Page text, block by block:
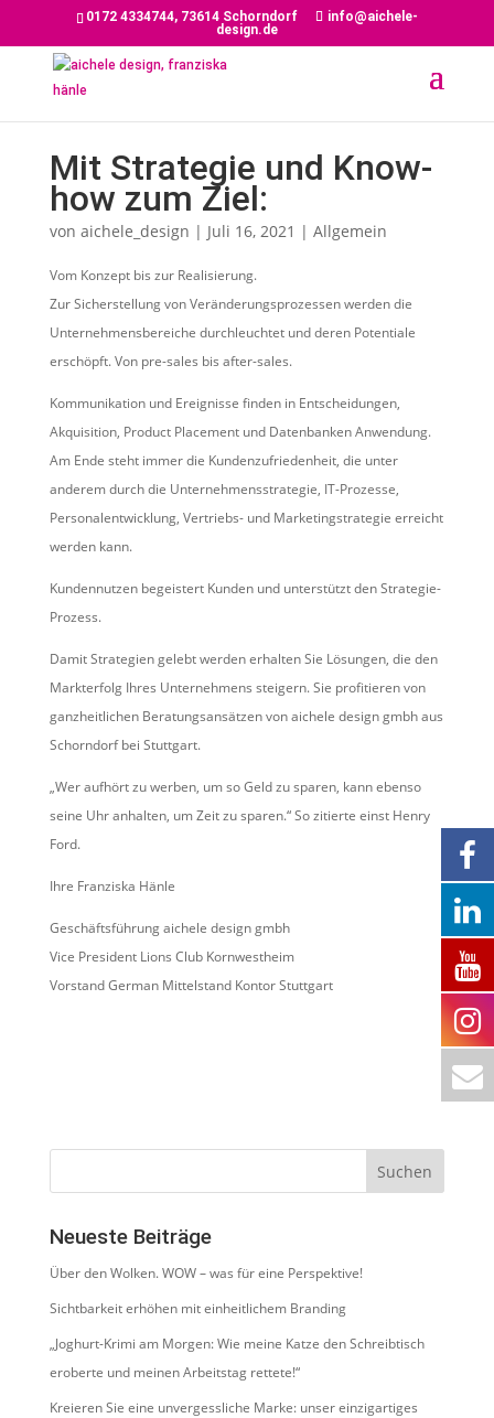
0172 4334744, 73614 Schorndorf
info@aichele-
design.de
Mit Strategie und Know-
how zum Ziel:
von aichele_design | Juli 16, 2021 | Allgemein
Vom Konzept bis zur Realisierung.
Zur Sicherstellung von Veränderungsprozessen werden die
Unternehmensbereiche durchleuchtet und deren Potentiale
erschöpft. Von pre-sales bis after-sales.
Kommunikation und Ereignisse finden in Entscheidungen,
Akquisition, Product Placement und Datenbanken Anwendung.
Am Ende steht immer die Kundenzufriedenheit, die unter
anderem durch die Unternehmensstrategie, IT-Prozesse,
Personalentwicklung, Vertriebs- und Marketingstrategie erreicht
werden kann.
Kundennutzen begeistert Kunden und unterstützt den Strategie-
Prozess.
Damit Strategien gelebt werden erhalten Sie Lösungen, die den
Markterfolg Ihres Unternehmens steigern. Sie profitieren von
ganzheitlichen Beratungsansätzen von aichele design gmbh aus
Schorndorf bei Stuttgart.
„Wer aufhört zu werben, um so Geld zu sparen, kann ebenso
seine Uhr anhalten, um Zeit zu sparen.“ So zitierte einst Henry
Ford.
Ihre Franziska Hänle
Geschäftsführung aichele design gmbh
Vice President Lions Club Kornwestheim
Vorstand German Mittelstand Kontor Stuttgart
Neueste Beiträge
Über den Wolken. WOW – was für eine Perspektive!
Sichtbarkeit erhöhen mit einheitlichem Branding
„Joghurt-Krimi am Morgen: Wie meine Katze den Schreibtisch
eroberte und meinen Arbeitstag rettete!“
Kreieren Sie eine unvergessliche Marke: unser einzigartiges